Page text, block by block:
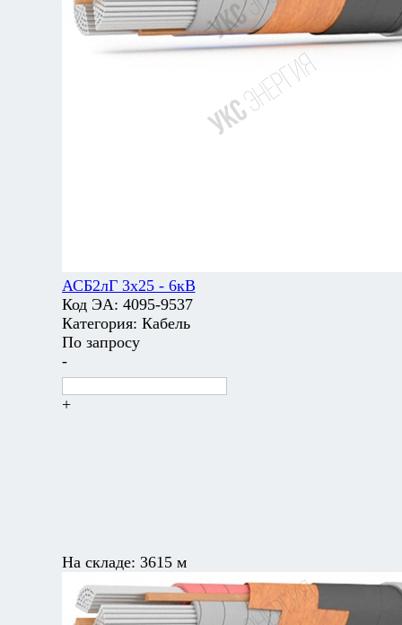
АСБ2лГ 3х25 - 6кВ
Код ЭА: 4095-9537
Категория: Кабель
По запросу
-
+
На складе: 3615 м